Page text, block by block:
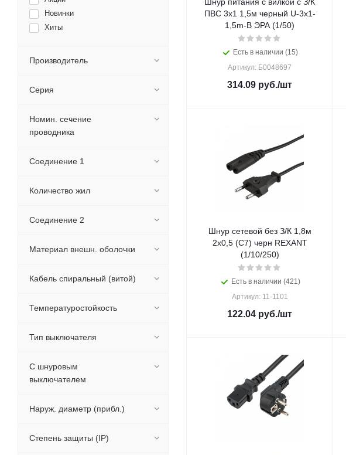
ПВС 3x1 1,5м черный U-3x1-
1,5m-B ЭРА (1/50)
Есть в наличии (15)
Артикул: Б0048697
314.09 руб./шт
Шнур сетевой без З/К 1,8м
2х0,5 (С7) черн REXANT
(1/10/250)
Есть в наличии (421)
Артикул: 11-1101
122.04 руб./шт
Новинки
Хиты
Производитель
Серия
Номин. сечение
проводника
Соединение 1
Количество жил
Cоединение 2
Материал внешн. оболочки
Кабель спиральный (витой)
Температуростойкость
Тип выключателя
С шнуровым
выключателем
Наруж. диаметр (прибл.)
Степень защиты (IP)